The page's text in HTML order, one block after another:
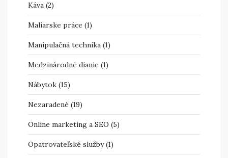
Káva (2)
Maliarske práce (1)
Manipulačná technika (1)
Medzinárodné dianie (1)
Nábytok (15)
Nezaradené (19)
Online marketing a SEO (5)
Opatrovateľské služby(1)